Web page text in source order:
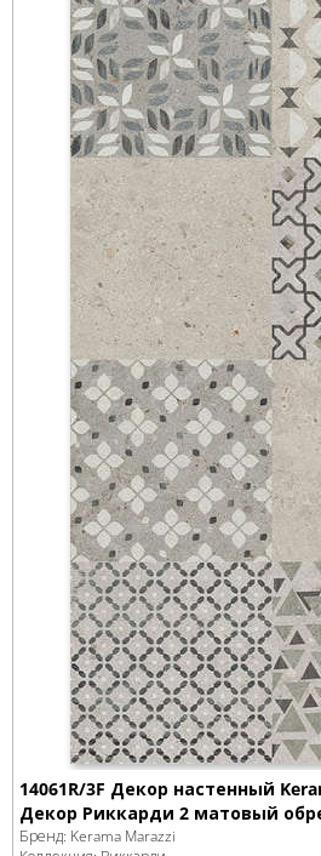
14061R/3F Декор настенный
Декор Риккарди 2 матовый
Бренд: Kerama Marazzi